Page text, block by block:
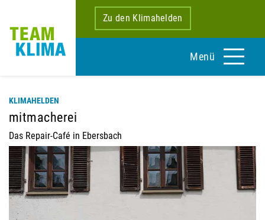
Zu den Klimahelden
Menü
KLIMAHELDEN
mitmacherei
Das Repair-Café in Ebersbach